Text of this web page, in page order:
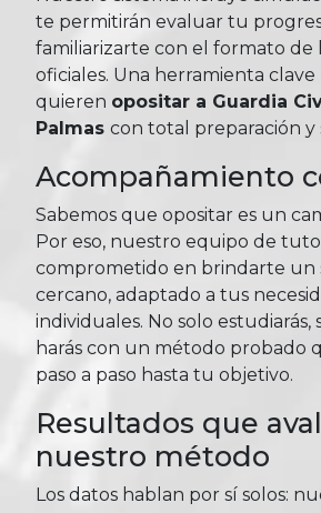
te permitirán evaluar tu
familiarizarte con el formato de
oficiales. Una herramienta clave
quieren opositar a Guardia
Palmas con total preparación y
Acompañamiento
Sabemos que opositar es un
Por eso, nuestro equipo de
comprometido en brindarte un
cercano, adaptado a tus
individuales. No solo estudiarás,
harás con un método probado
paso a paso hasta tu objetivo.
Resultados que
nuestro método
Los datos hablan por sí solos: